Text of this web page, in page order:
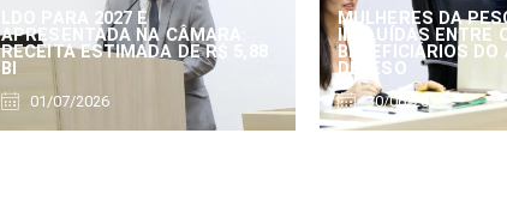
LDO PARA 2027 É
APRESENTADA NA CÂMARA:
RECEITA ESTIMADA DE R$ 5,88
BI
01/07/2026
MULHERES DA
INCLUÍDAS ENTRE
BENEFICIÁRIOS DO
DEFESO
30/06/2026